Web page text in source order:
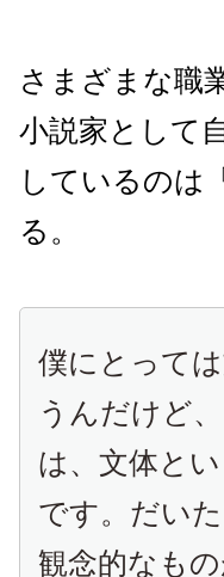
さまざまな職
小説家として
しているのは
る。
僕にとって
うんだけど
は、文体と
です。だい
観念的なも